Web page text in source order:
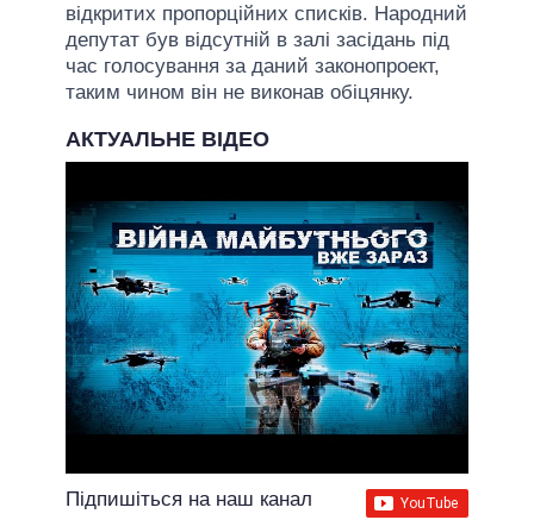
відкритих пропорційних списків. Народний
депутат був відсутній в залі засідань під
час голосування за даний законопроект,
таким чином він не виконав обіцянку.
АКТУАЛЬНЕ ВІДЕО
Підпишіться на наш канал